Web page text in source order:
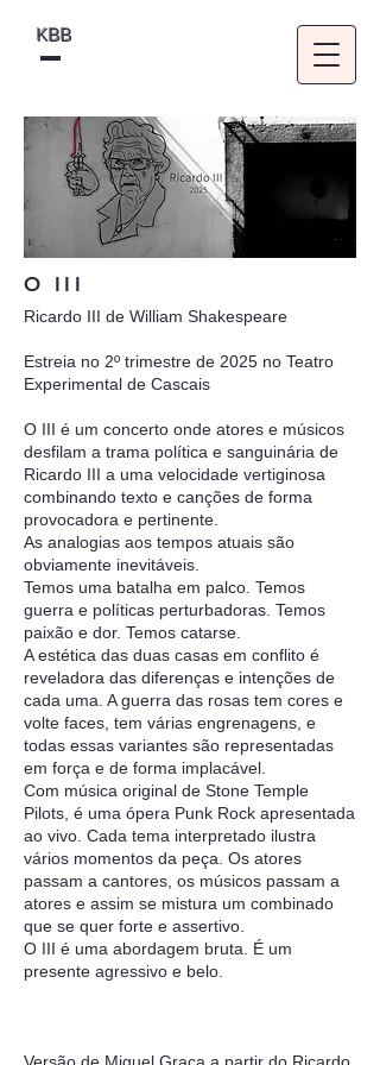
KBB
O III
Ricardo III de William Shakespeare
Estreia no 2º trimestre de 2025 no Teatro
Experimental de Cascais
O III é um concerto onde atores e músicos
desfilam a trama política e sanguinária de
Ricardo III a uma velocidade vertiginosa
combinando texto e canções de forma
provocadora e pertinente.
As analogias aos tempos atuais são
obviamente inevitáveis.
Temos uma batalha em palco. Temos
guerra e políticas perturbadoras. Temos
paixão e dor. Temos catarse.
A estética das duas casas em conflito é
reveladora das diferenças e intenções de
cada uma. A guerra das rosas tem cores e
volte faces, tem várias engrenagens, e
todas essas variantes são representadas
em força e de forma implacável.
Com música original de Stone Temple
Pilots, é uma ópera Punk Rock apresentada
ao vivo. Cada tema interpretado ilustra
vários momentos da peça. Os atores
passam a cantores, os músicos passam a
atores e assim se mistura um combinado
que se quer forte e assertivo.
O III é uma abordagem bruta. É um
presente agressivo e belo.